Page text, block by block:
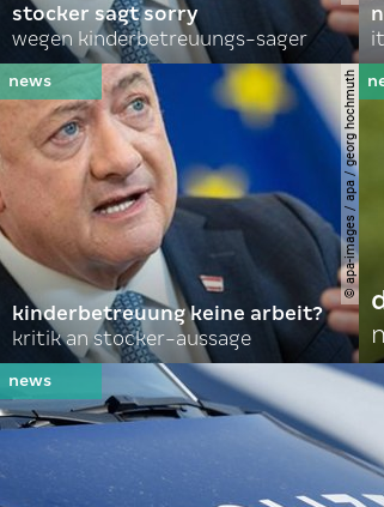
stocker sagt sorry
wegen kinderbetreuungs-sager
© apa-images / apa / georg hochmuth
kinderbetreuung keine arbeit?
kritik an stocker-aussage